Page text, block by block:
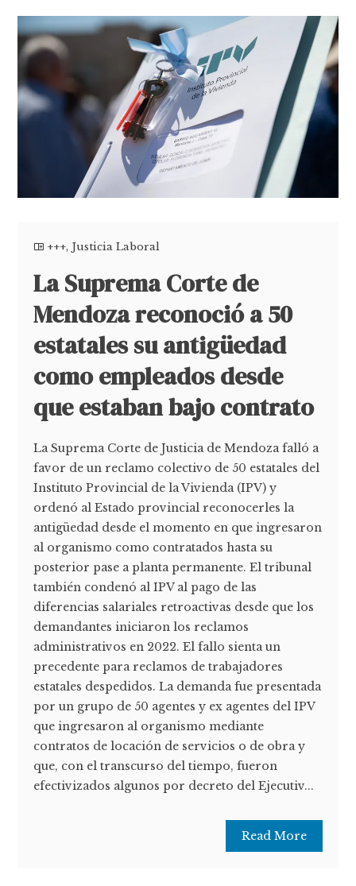
+++, Justicia Laboral
La Suprema Corte de
Mendoza reconoció a 50
estatales su antigüedad
como empleados desde
que estaban bajo contrato
La Suprema Corte de Justicia de Mendoza falló a
favor de un reclamo colectivo de 50 estatales del
Instituto Provincial de la Vivienda (IPV) y
ordenó al Estado provincial reconocerles la
antigüedad desde el momento en que ingresaron
al organismo como contratados hasta su
posterior pase a planta permanente. El tribunal
también condenó al IPV al pago de las
diferencias salariales retroactivas desde que los
demandantes iniciaron los reclamos
administrativos en 2022. El fallo sienta un
precedente para reclamos de trabajadores
estatales despedidos. La demanda fue presentada
por un grupo de 50 agentes y ex agentes del IPV
que ingresaron al organismo mediante
contratos de locación de servicios o de obra y
que, con el transcurso del tiempo, fueron
efectivizados algunos por decreto del Ejecutiv...
Read More